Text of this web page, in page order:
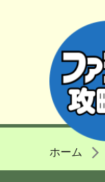
ホーム